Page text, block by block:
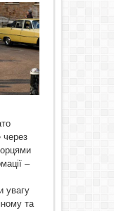
через
–
увагу
та